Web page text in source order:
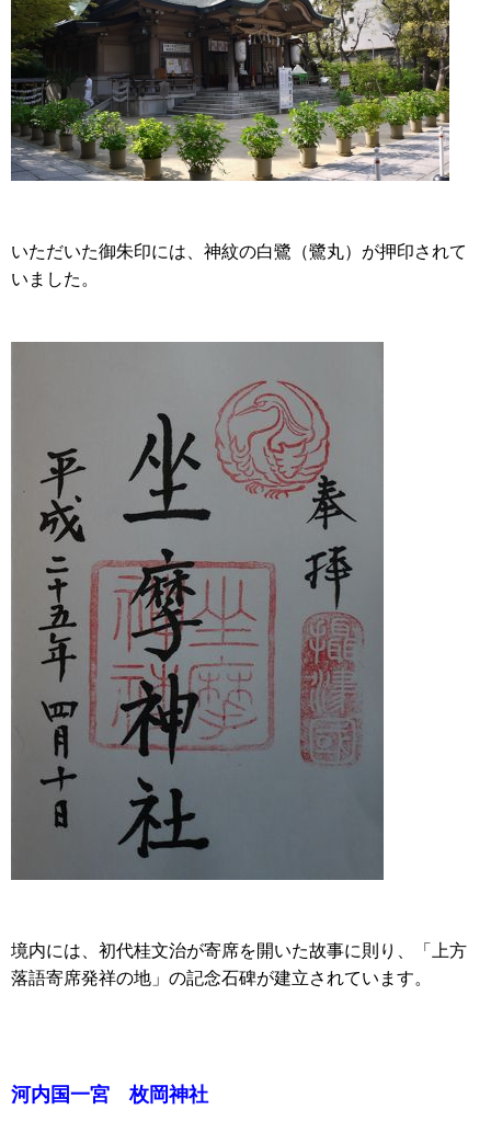
いただいた御朱印には、神紋の白鷺（鷺丸）が押印されて
いました。
境内には、初代桂文治が寄席を開いた故事に則り、「上方
落語寄席発祥の地」の記念石碑が建立されています。
河内国一宮枚岡神社